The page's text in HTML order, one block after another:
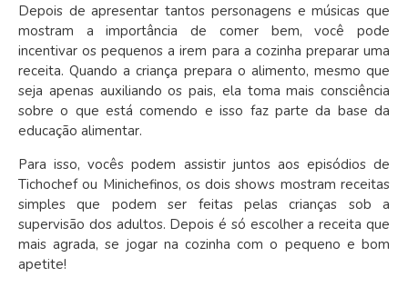
Depois de apresentar tantos personagens e músicas que
mostram a importância de comer bem, você pode
incentivar os pequenos a irem para a cozinha preparar uma
receita. Quando a criança prepara o alimento, mesmo que
seja apenas auxiliando os pais, ela toma mais consciência
sobre o que está comendo e isso faz parte da base da
educação alimentar.
Para isso, vocês podem assistir juntos aos episódios de
Tichochef ou Minichefinos, os dois shows mostram receitas
simples que podem ser feitas pelas crianças sob a
supervisão dos adultos. Depois é só escolher a receita que
mais agrada, se jogar na cozinha com o pequeno e bom
apetite!